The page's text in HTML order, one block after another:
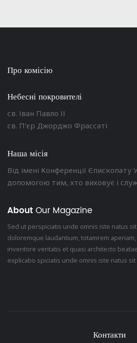
Про комісію
Небесні покровителі
св. Іван Павло ІІ
св. П’єр Джорджо Фрассаті
Наша місія
Від імені Конференції Єпископату
допомогою тим, хто виховує і
About Our Magazine
Sed ut perspiciatis unde omnis iste natus
doloremque laudantium, totamrem
inventore veritatis et quasi architecto
explicabo spiciatis unde omnis iste natus
Контакти